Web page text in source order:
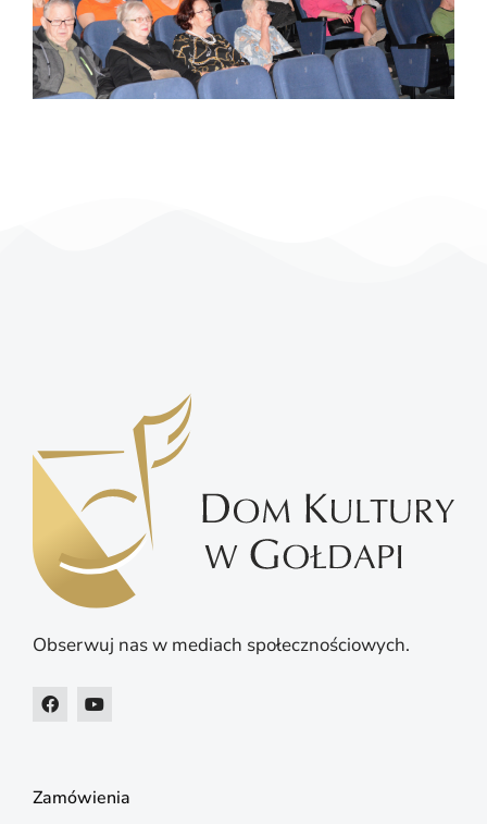
Obserwuj nas w mediach społecznościowych.
Zamówienia